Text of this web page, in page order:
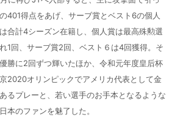
401得点をあげ、サーブ賞とベスト6の個人
合計4シーズン在籍し、個人賞は最高殊勲選
1回、サーブ賞2回、ベスト６は4回獲得。そ
勝に2回ずつ輝いたほか、令和元年度皇后杯
2020オリンピックでアメリカ代表として金
るプレーと、若い選手のお手本となるような
本のファンを魅了した。